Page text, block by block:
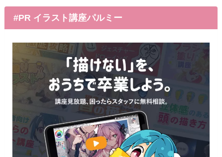
#PR イラスト講座パルミー